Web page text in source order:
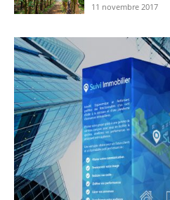
11 novembre 2017